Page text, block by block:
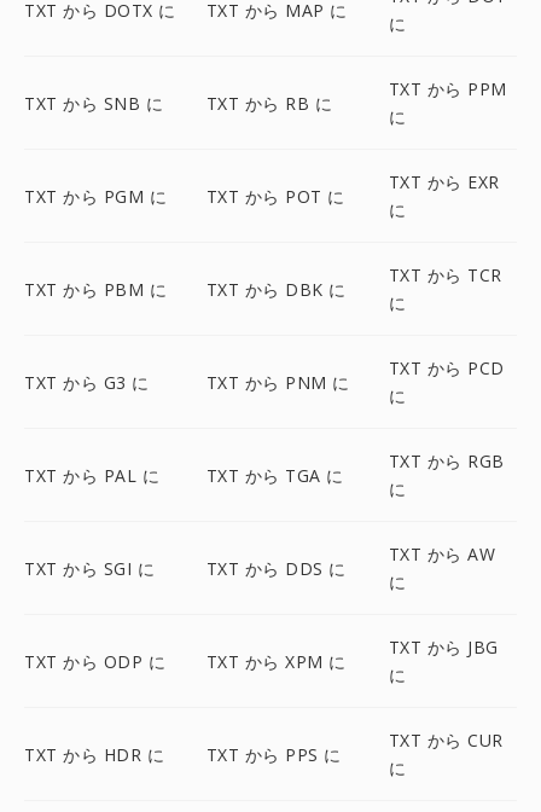
TXT から DOTX に TXT から MAP に
に
TXT から SNB に TXT から RB に
TXT から PPM
に
TXT から PGM に TXT から POT に
TXT から EXR
に
TXT から PBM に TXT から DBK に
TXT から TCR
に
TXT から G3 に TXT から PNM に
TXT から PCD
に
TXT から PAL に TXT から TGA に
TXT から RGB
に
TXT から SGI に TXT から DDS に
TXT から AW
に
TXT から ODP に TXT から XPM に
TXT から JBG
に
TXT から HDR に TXT から PPS に
TXT から CUR
に